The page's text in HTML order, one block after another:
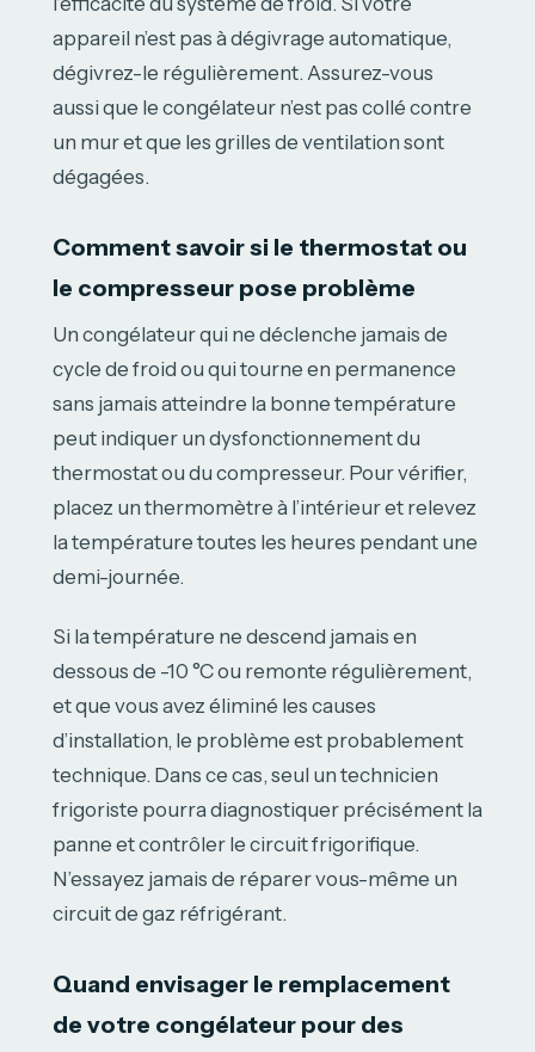
appareil n’est pas à dégivrage automatique,
dégivrez-le régulièrement. Assurez-vous
aussi que le congélateur n’est pas collé contre
un mur et que les grilles de ventilation sont
dégagées.
Comment savoir si le thermostat ou
le compresseur pose problème
Un congélateur qui ne déclenche jamais de
cycle de froid ou qui tourne en permanence
sans jamais atteindre la bonne température
peut indiquer un dysfonctionnement du
thermostat ou du compresseur. Pour vérifier,
placez un thermomètre à l’intérieur et relevez
la température toutes les heures pendant une
demi-journée.
Si la température ne descend jamais en
dessous de -10 °C ou remonte régulièrement,
et que vous avez éliminé les causes
d’installation, le problème est probablement
technique. Dans ce cas, seul un technicien
frigoriste pourra diagnostiquer précisément la
panne et contrôler le circuit frigorifique.
N’essayez jamais de réparer vous-même un
circuit de gaz réfrigérant.
Quand envisager le remplacement
de votre congélateur pour des